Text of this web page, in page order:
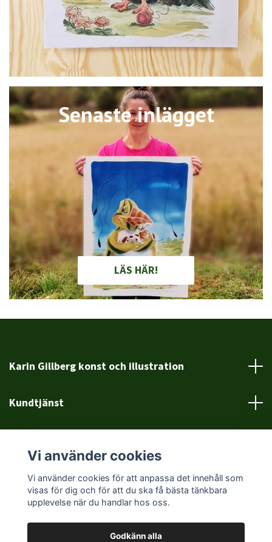
Senaste inlägget
LÄS HÄR!
Karin Gillberg konst och illustration
Kundtjänst
Sociala medier
Vi använder cookies
Vi använder cookies för att anpassa det innehåll som
visas för dig och för att du ska få bästa tänkbara
upplevelse när du handlar hos oss.
Godkänn alla